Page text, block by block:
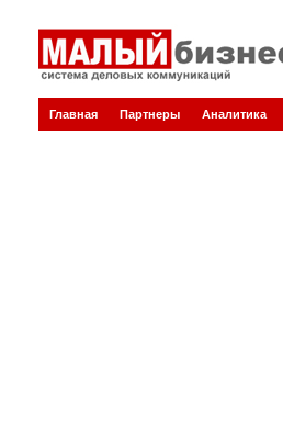
Главная Партнеры Аналитика